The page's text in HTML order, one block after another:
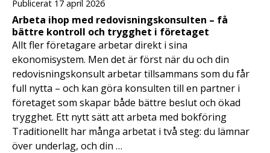
Publicerat 17 april 2026
Arbeta ihop med redovisningskonsulten – få
bättre kontroll och trygghet i företaget
Allt fler företagare arbetar direkt i sina
ekonomisystem. Men det är först när du och din
redovisningskonsult arbetar tillsammans som du får
full nytta – och kan göra konsulten till en partner i
företaget som skapar både bättre beslut och ökad
trygghet. Ett nytt sätt att arbeta med bokföring
Traditionellt har många arbetat i två steg: du lämnar
över underlag, och din …